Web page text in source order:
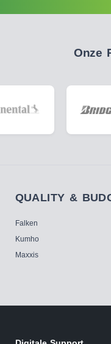
Onze
QUALITY &
Falken
Kumho
Maxxis